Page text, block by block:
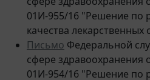
01И-955/16 "Решение по
качества лекарственных
ПисьмоФедеральной
сфере здравоохранения
01И-954/16 "Решение по